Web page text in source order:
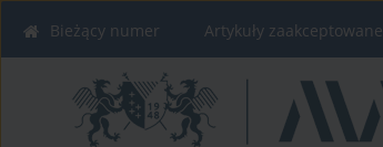
Bieżący numer Artykuły zaakceptowane